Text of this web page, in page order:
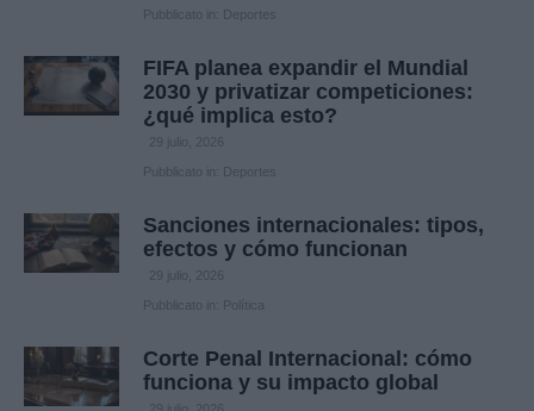
Pubblicato in: Deportes
FIFA planea expandir el Mundial
2030 y privatizar competiciones:
¿qué implica esto?
Pubblicato in: Deportes
Sanciones internacionales: tipos,
efectos y cómo funcionan
Pubblicato in: Política
Corte Penal Internacional: cómo
funciona y su impacto global